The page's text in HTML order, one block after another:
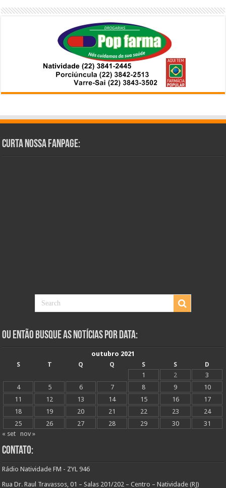
Curta Nossa Fanpage:
Ou Então Busque as Notícias Por Data:
outubro 2021
S
T Q Q S S
D
1
2
3
4
5 6 7 8 9
10
11
12 13 14 15 16
17
18
19 20 21 22 23
24
25
26 27 28 29 30
31
« set
nov »
Contato:
Rádio Natividade FM - ZYL 946
Rua Dr. Raul Travassos, 01 – Salas 201/202 – Centro – Natividade (RJ)